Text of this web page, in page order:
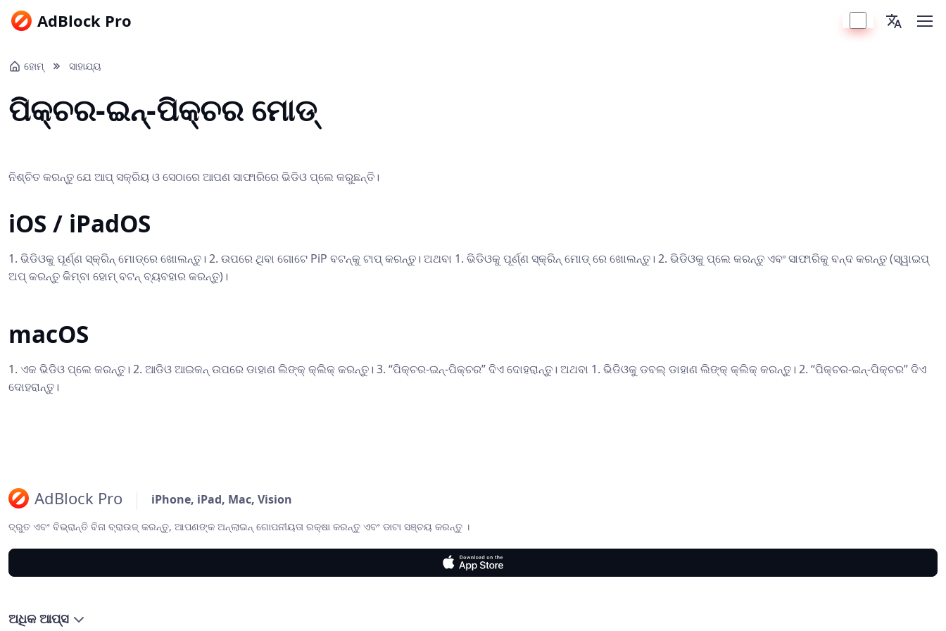
AdBlock Pro
ହୋମ୍‌ ସାହାଯ୍ୟ
ପିକ୍ଚର-ଇନ୍-ପିକ୍ଚର ମୋଡ୍
ନିଶ୍ଚିତ କରନ୍ତୁ ଯେ ଆପ୍ ସକ୍ରିୟ ଓ ସେଠାରେ ଆପଣ ସାଫାରିରେ ଭିଡିଓ ପ୍ଲେ କରୁଛନ୍ତି।
iOS / iPadOS
1. ଭିଡିଓକୁ ପୂର୍ଣ୍ଣ ସ୍କ୍ରିନ୍ ମୋଡ୍ରେ ଖୋଲନ୍ତୁ। 2. ଉପରେ ଥିବା ଗୋଟେ PiP ବଟନ୍କୁ ଟାପ୍ କରନ୍ତୁ। ଅଥବା 1. ଭିଡିଓକୁ ପୂର୍ଣ୍ଣ ସ୍କ୍ରିନ୍ ମୋଡ୍ ରେ ଖୋଲନ୍ତୁ। 2. ଭିଡିଓକୁ ପ୍ଲେ କରନ୍ତୁ ଏବଂ ସାଫାରିକୁ ବନ୍ଦ କରନ୍ତୁ (ସ୍ୱାଇପ୍
ଅପ୍ କରନ୍ତୁ କିମ୍ବା ହୋମ୍ ବଟନ୍ ବ୍ୟବହାର କରନ୍ତୁ)।
macOS
1. ଏକ ଭିଡିଓ ପ୍ଲେ କରନ୍ତୁ। 2. ଆଡିଓ ଆଇକନ୍ ଉପରେ ଡାହାଣ ଲିଙ୍କ୍ କ୍ଲିକ୍ କରନ୍ତୁ। 3. “ପିକ୍ଚର-ଇନ୍-ପିକ୍ଚର” ଦିଏ ଦୋହରାନ୍ତୁ। ଅଥବା 1. ଭିଡିଓକୁ ଡବଲ୍ ଡାହାଣ ଲିଙ୍କ୍ କ୍ଲିକ୍ କରନ୍ତୁ। 2. “ପିକ୍ଚର-ଇନ୍-ପିକ୍ଚର” ଦିଏ
ଦୋହରାନ୍ତୁ।
AdBlock Pro iPhone, iPad, Mac, Vision
ଦ୍ରୁତ ଏବଂ ବିଭ୍ରାନ୍ତି ବିନା ବ୍ରାଉଜ୍ କରନ୍ତୁ, ଆପଣଙ୍କ ଅନ୍‌ଲାଇନ୍ ଗୋପନୀୟତା ରକ୍ଷା କରନ୍ତୁ ଏବଂ ଡାଟା ସଞ୍ଚୟ କରନ୍ତୁ ।
ଅଧିକ ଆପ୍ସ